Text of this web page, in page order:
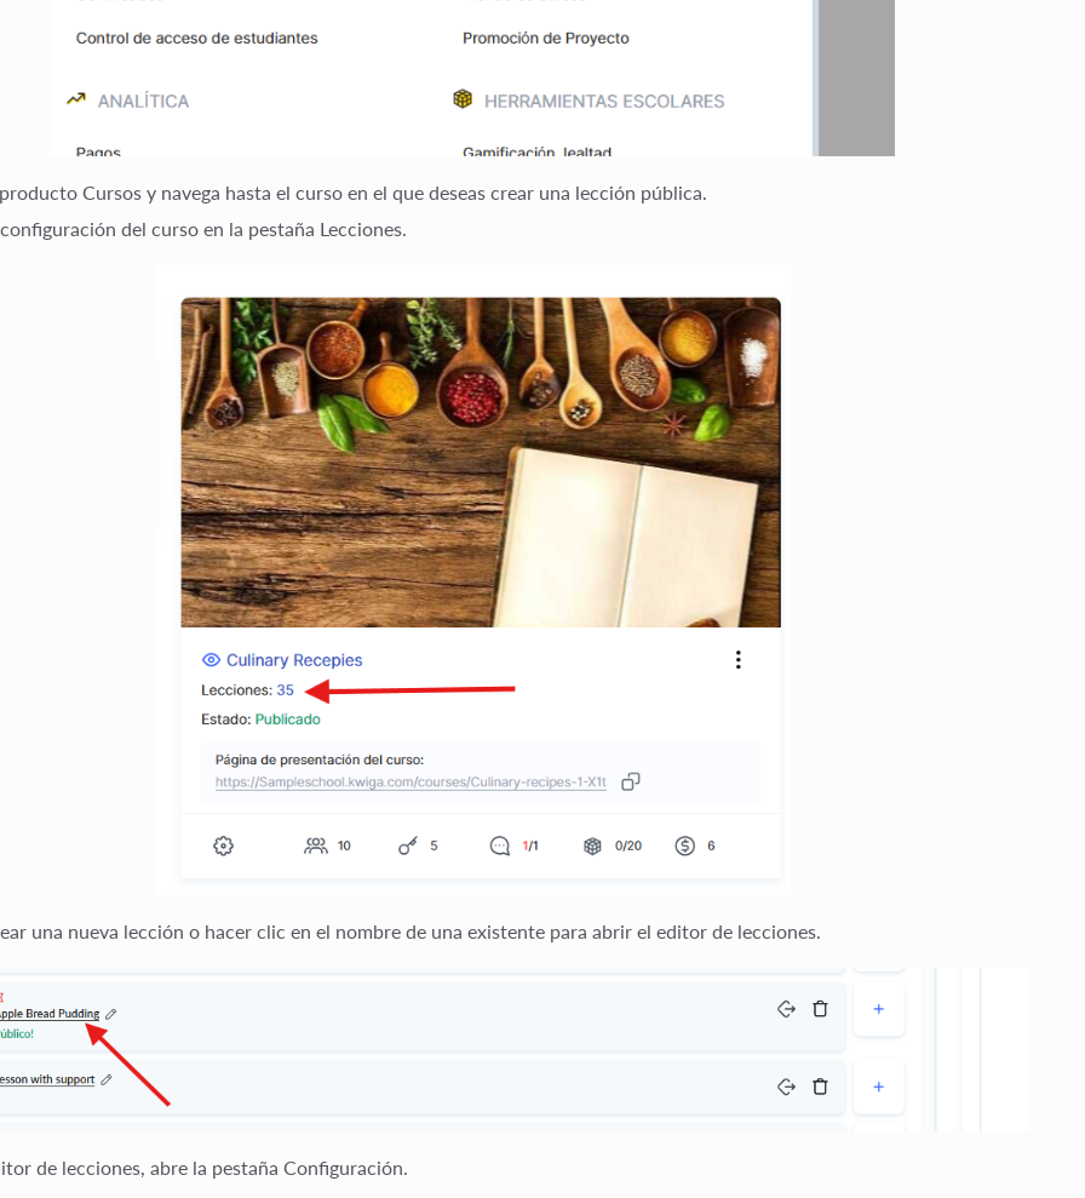
Cursos y navega hasta el curso en el que deseas crear una lección pública.
del curso en la pestaña Lecciones
una nueva lección o hacer clic en el nombre de una existente para abrir el editor de lecciones.
de lecciones, abre la pestaña Configuración